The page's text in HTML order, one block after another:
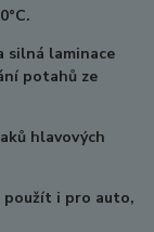
silná laminace
potahů ze
hlavových
použít i pro auto,